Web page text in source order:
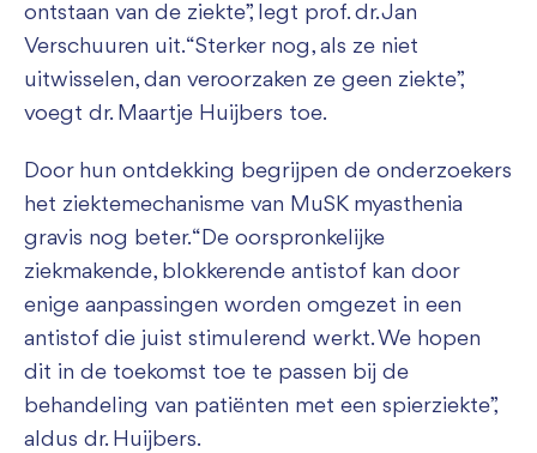
ontstaan van de ziekte”, legt prof. dr. Jan
Verschuuren uit. “Sterker nog, als ze niet
uitwisselen, dan veroorzaken ze geen ziekte”,
voegt dr. Maartje Huijbers toe.
Door hun ontdekking begrijpen de onderzoekers
het ziektemechanisme van MuSK myasthenia
gravis nog beter. “De oorspronkelijke
ziekmakende, blokkerende antistof kan door
enige aanpassingen worden omgezet in een
antistof die juist stimulerend werkt. We hopen
dit in de toekomst toe te passen bij de
behandeling van patiënten met een spierziekte”,
aldus dr. Huijbers.